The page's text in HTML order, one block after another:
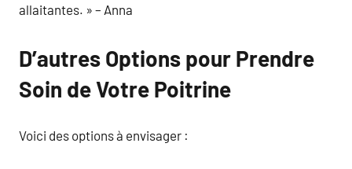
allaitantes. » – Anna
D’autres Options pour Prendre
Soin de Votre Poitrine
Voici des options à envisager :